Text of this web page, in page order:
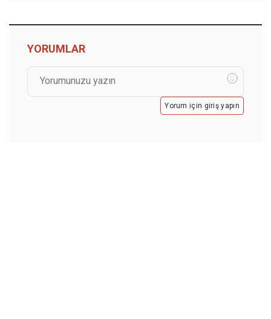
YORUMLAR
Yorum için giriş yapın